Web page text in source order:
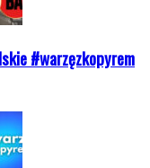
#warzęzkopyrem